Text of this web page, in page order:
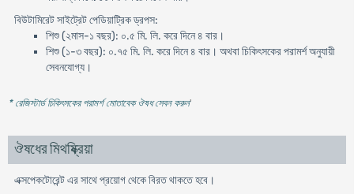
বিউটামিরেট সাইট্রেট পেডিয়াট্রিক ড্রপস:
শিশু (২মাস-১ বছর): ০.৫ মি. লি. করে দিনে ৪ বার।
শিশু (১-৩ বছর): ০.৭৫ মি. লি. করে দিনে ৪ বার। অথবা চিকিৎসকের পরামর্শ অনুযায়ী
সেবনযোগ্য।
* রেজিস্টার্ড চিকিৎসকের পরামর্শ মোতাবেক ঔষধ সেবন করুন'
ঔষধের মিথষ্ক্রিয়া
এক্সপেকটোরেন্ট এর সাথে প্রয়োগ থেকে বিরত থাকতে হবে।